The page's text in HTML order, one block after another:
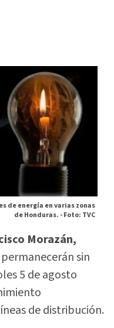
de energía en varias zonas
de Honduras. -Foto: TVC
Morazán,
permanecerán sin
5 de agosto
de distribución.